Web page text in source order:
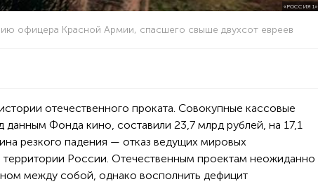
«РОССИЯ 1»
офицера Красной Армии, спасшего свыше двухсот евреев
отечественного проката. Совокупные кассовые
Фонда кино, составили 23,7 млрд рублей, на 17,1
резкого падения — отказ ведущих мировых
России. Отечественным проектам неожиданно
между собой, однако восполнить дефицит